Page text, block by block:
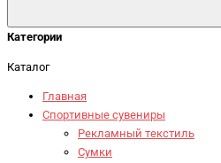
Категории
Каталог
Главная
Спортивные сувениры
Рекламный текстиль
Сумки